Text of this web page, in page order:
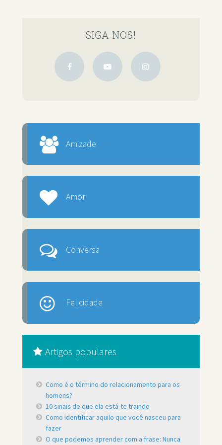
SIGA NOS!
Amizade
Amor
Conversa
Felicidade
Artigos populares
Como é o término do relacionamento para os
homens?
10 sinais de que ela está-te traindo
Como identificar aquilo que você nasceu para
fazer
O que podemos aprender com a frase: Nunca